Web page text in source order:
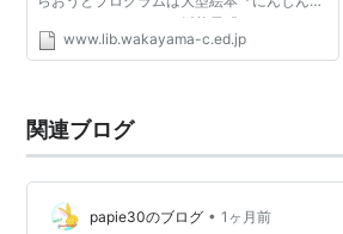
ごぼうとだいこん』、紙芝居『たべられたや
まんば』。企画展で展示されている絵巻物
www.lib.wakayama-c.ed.jp
関連ブログ
papie30のブログ • 1ヶ月前